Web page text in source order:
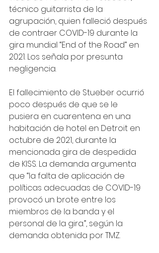
técnico guitarrista de la
agrupación, quien falleció después
de contraer COVID-19 durante la
gira mundial “End of the Road” en
2021. Los señala por presunta
negligencia.
El fallecimiento de Stueber ocurrió
poco después de que se le
pusiera en cuarentena en una
habitación de hotel en Detroit en
octubre de 2021, durante la
mencionada gira de despedida
de KISS. La demanda argumenta
que “la falta de aplicación de
políticas adecuadas de COVID-19
provocó un brote entre los
miembros de la banda y el
personal de la gira.”, según la
demanda obtenida por TMZ.